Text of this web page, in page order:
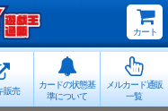
カート
販売
カードの状態基
準について
メルカード通販
一覧